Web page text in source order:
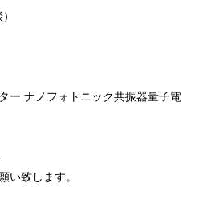
ー ナノフォトニック共振器量子電
い致します。